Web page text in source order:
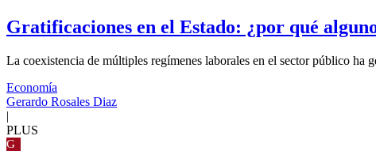
Gratificaciones en el Estado: ¿por qué
La coexistencia de múltiples regímenes laborales en el sector público ha
Economía
Gerardo Rosales Diaz
|
PLUS
G